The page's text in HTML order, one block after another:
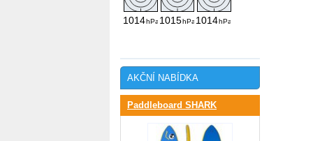
AKČNÍ NABÍDKA
Paddleboard SHARK